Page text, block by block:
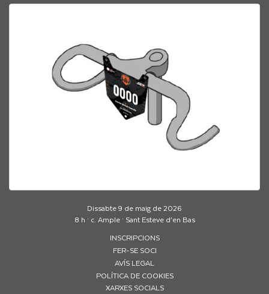
Dissabte 9 de maig de 2026
8 h · c. Ample · Sant Esteve d’en Bas
INSCRIPCIONS
FER-SE SOCI
AVÍS LEGAL
POLÍTICA DE COOKIES
XARXES SOCIALS